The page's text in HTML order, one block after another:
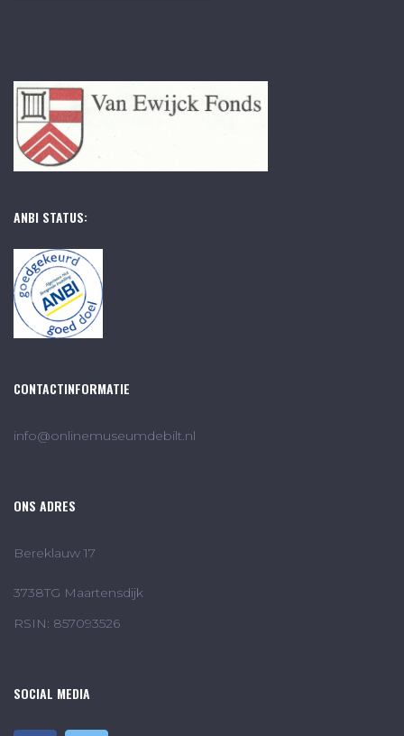
ANBI STATUS:
CONTACTINFORMATIE
info@onlinemuseumdebilt.nl
ONS ADRES
Bereklauw 17
3738TG Maartensdijk
RSIN: 857093526
SOCIAL MEDIA